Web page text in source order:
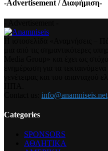
-Advertisement / Διαφήμιση-
info@anamniseis.net
Categories
SPONSORS
ΑΘΛΗΤΙΚΑ